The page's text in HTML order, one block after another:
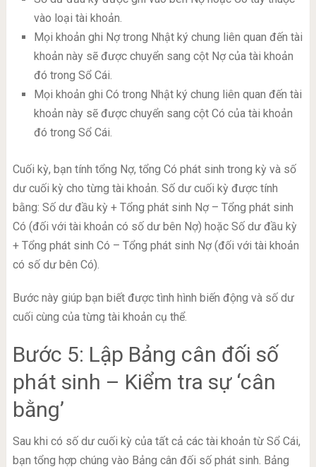
vào loại tài khoản.
Mọi khoản ghi Nợ trong Nhật ký chung liên quan đến tài
khoản này sẽ được chuyển sang cột Nợ của tài khoản
đó trong Sổ Cái.
Mọi khoản ghi Có trong Nhật ký chung liên quan đến tài
khoản này sẽ được chuyển sang cột Có của tài khoản
đó trong Sổ Cái.
Cuối kỳ, bạn tính tổng Nợ, tổng Có phát sinh trong kỳ và số
dư cuối kỳ cho từng tài khoản. Số dư cuối kỳ được tính
bằng: Số dư đầu kỳ + Tổng phát sinh Nợ – Tổng phát sinh
Có (đối với tài khoản có số dư bên Nợ) hoặc Số dư đầu kỳ
+ Tổng phát sinh Có – Tổng phát sinh Nợ (đối với tài khoản
có số dư bên Có).
Bước này giúp bạn biết được tình hình biến động và số dư
cuối cùng của từng tài khoản cụ thể.
Bước 5: Lập Bảng cân đối số
phát sinh – Kiểm tra sự ‘cân
bằng’
Sau khi có số dư cuối kỳ của tất cả các tài khoản từ Sổ Cái,
bạn tổng hợp chúng vào Bảng cân đối số phát sinh. Bảng